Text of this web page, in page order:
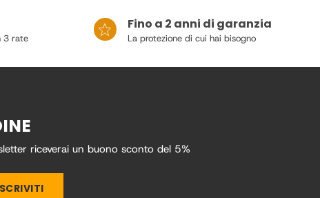
3 rate
Fino a 2 anni di garanzia
La protezione di cui hai bisogno
riceverai un buono sconto del 5%